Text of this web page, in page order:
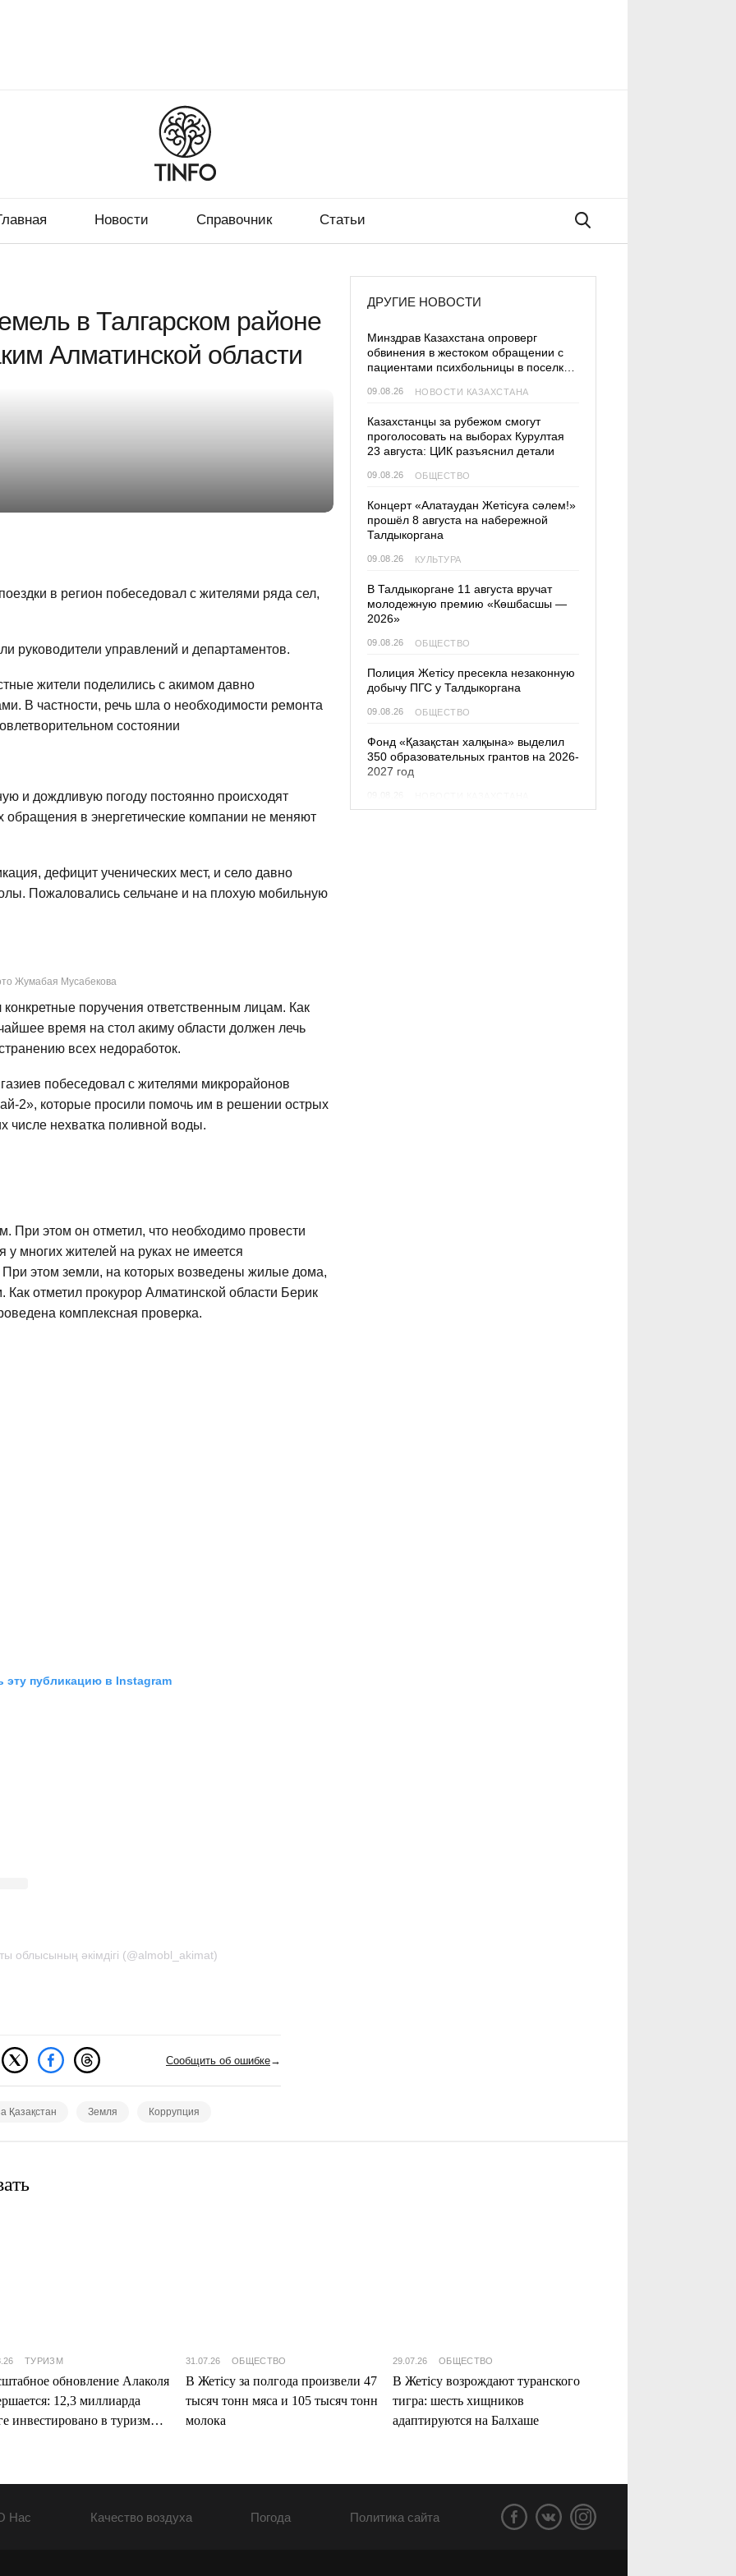
Новости Справочник Статьи
в Талгарском районе
Алматинской области
в регион побеседовал с жителями ряда сел,
руководители управлений и департаментов.
жители поделились с акимом давно
В частности, речь шла о необходимости ремонта
состоянии
и дождливую погоду постоянно происходят
обращения в энергетические компании не меняют
дефицит ученических мест, и село давно
Пожаловались сельчане и на плохую мобильную
Жумабая Мусабекова
поручения ответственным лицам. Как
время на стол акиму области должен лечь
всех недоработок.
побеседовал с жителями микрорайонов
2», которые просили помочь им в решении острых
числе нехватка поливной воды.
При этом он отметил, что необходимо провести
многих жителей на руках не имеется
этом земли, на которых возведены жилые дома,
Как отметил прокурор Алматинской области Берик
комплексная проверка.
эту публикацию в Instagram
облысының әкімдігі (@almobl_akimat)
ДРУГИЕ НОВОСТИ
Минздрав Казахстана опроверг
обвинения в жестоком обращении с
пациентами психбольницы в поселке
09.08.26 НОВОСТИ КАЗАХСТАНА
Казахстанцы за рубежом смогут
проголосовать на выборах Курултая
23 августа: ЦИК разъяснил детали
09.08.26 ОБЩЕСТВО
Концерт «Алатаудан Жетісуға сәлем!»
прошёл 8 августа на набережной
Талдыкоргана
09.08.26 КУЛЬТУРА
В Талдыкоргане 11 августа вручат
молодежную премию «Көшбасшы —
2026»
09.08.26 ОБЩЕСТВО
Полиция Жетісу пресекла незаконную
добычу ПГС у Талдыкоргана
09.08.26 ОБЩЕСТВО
Фонд «Қазақстан халқына» выделил
350 образовательных грантов на 2026-
2027 год
Сообщить об ошибке→
Қазақстан Земля Коррупция
ТУРИЗМ
обновление Алаколя
12,3 миллиарда
инвестировано в туризм
31.07.26 ОБЩЕСТВО
В Жетісу за полгода произвели 47
тысяч тонн мяса и 105 тысяч тонн
молока
29.07.26 ОБЩЕСТВО
В Жетісу возрождают туранского
тигра: шесть хищников
адаптируются на Балхаше
Нас Качество воздуха Погода Политика сайта